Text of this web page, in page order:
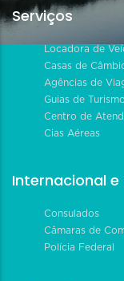
Serviços
Locadora de
Casas de
Agências de
Guias de Turismo
Centro de
Cias Aéreas
Internacional
Consulados
Câmaras de
Polícia Federal